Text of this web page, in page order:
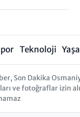
Teknoloji
Son Dakika
ve fotoğraflar izin